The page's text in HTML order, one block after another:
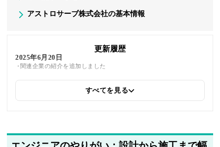
アストロサーブ株式会社の基本情報
更新履歴
2025年6月20日
関連企業の紹介を追加しました
筆者情報を更新しました
すべてを見る